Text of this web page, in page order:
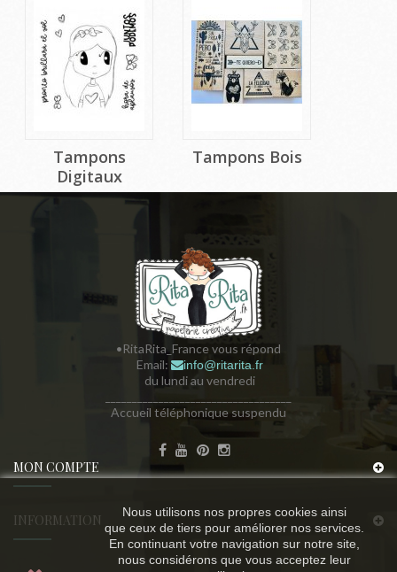
Nous utilisons nos propres cookies ainsi
que ceux de tiers pour améliorer nos services.
En continuant votre navigation sur notre site,
nous considérons que vous acceptez leur
Tampons
Digitaux
Tampons Bois
•RitaRita_France vous répond
Email:
info@ritarita.fr
du lundi au vendredi
Accueil téléphonique suspendu
MON COMPTE
INFORMATION